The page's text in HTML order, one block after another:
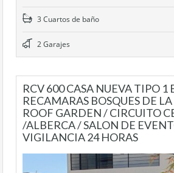
3 Cuartos de baño
2 Garajes
RCV 600 CASA NUEVA TIPO 1
RECAMARAS BOSQUES DE
ROOF GARDEN / CIRCUITO
/ALBERCA / SALON DE
VIGILANCIA 24 HORAS